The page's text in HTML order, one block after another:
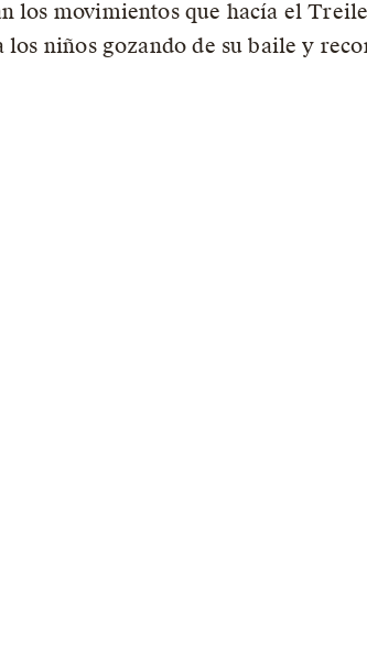
los movimientos que hacía el
niños gozando de su baile y